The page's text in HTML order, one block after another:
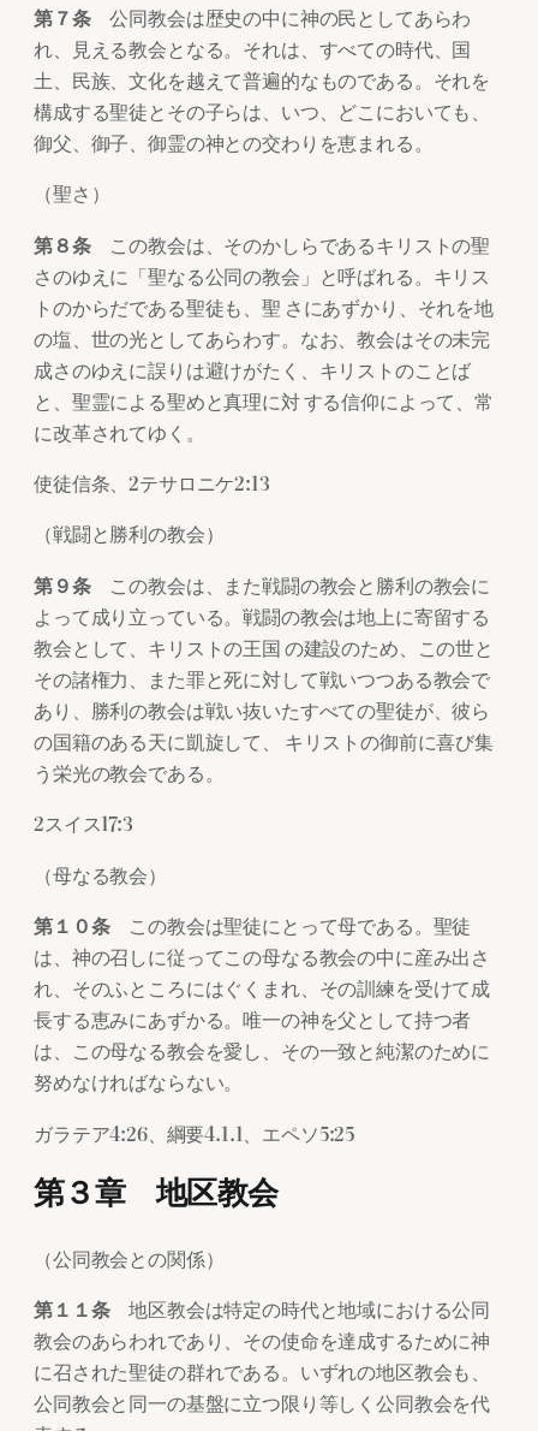
第７条公同教会は歴史の中に神の民としてあらわ
れ、見える教会となる。それは、すべての時代、国
土、民族、文化を越えて普遍的なものである。それを
構成する聖徒とその子らは、いつ、どこにおいても、
御父、御子、御霊の神との交わりを恵まれる。
（聖さ）
第８条この教会は、そのかしらであるキリストの聖
さのゆえに「聖なる公同の教会」と呼ばれる。キリス
トのからだである聖徒も、聖 さにあずかり、それを地
の塩、世の光としてあらわす。なお、教会はその未完
成さのゆえに誤りは避けがたく、キリストのことば
と、聖霊による聖めと真理に対 する信仰によって、常
に改革されてゆく。
使徒信条、2テサロニケ2:13
（戦闘と勝利の教会）
第９条この教会は、また戦闘の教会と勝利の教会に
よって成り立っている。戦闘の教会は地上に寄留する
教会として、キリストの王国 の建設のため、この世と
その諸権力、また罪と死に対して戦いつつある教会で
あり、勝利の教会は戦い抜いたすべての聖徒が、彼ら
の国籍のある天に凱旋して、 キリストの御前に喜び集
う栄光の教会である。
2スイス17:3
（母なる教会）
第１０条この教会は聖徒にとって母である。聖徒
は、神の召しに従ってこの母なる教会の中に産み出さ
れ、そのふところにはぐくまれ、その訓練を受けて成
長する恵みにあずかる。唯一の神を父として持つ者
は、この母なる教会を愛し、その一致と純潔のために
努めなければならない。
ガラテア4:26、綱要4.1.1、エペソ5:25
第３章 地区教会
（公同教会との関係）
第１１条地区教会は特定の時代と地域における公同
教会のあらわれであり、その使命を達成するために神
に召された聖徒の群れである。いずれの地区教会も、
公同教会と同一の基盤に立つ限り等しく公同教会を代